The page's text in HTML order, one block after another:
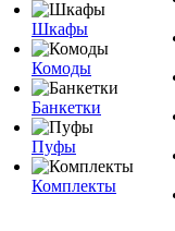
Шкафы
Комоды
Банкетки
Пуфы
Комплекты